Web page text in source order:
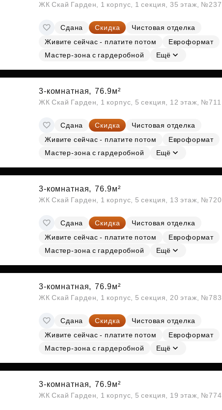
ЖК Скай Гарден, 1 корпус, 1 секция, 35 этаж, №237
Сдана Скидка
Чистовая отделка
Живите сейчас - платите потом
Евроформат
Мастер-зона с гардеробной
Ещё
3-комнатная, 76.9м²
ЖК Скай Гарден, 1 корпус, 5 секция, 12 этаж, №711
Сдана Скидка
Чистовая отделка
Живите сейчас - платите потом
Евроформат
Мастер-зона с гардеробной
Ещё
3-комнатная, 76.9м²
ЖК Скай Гарден, 1 корпус, 5 секция, 13 этаж, №720
Сдана Скидка
Чистовая отделка
Живите сейчас - платите потом
Евроформат
Мастер-зона с гардеробной
Ещё
3-комнатная, 76.9м²
ЖК Скай Гарден, 1 корпус, 5 секция, 20 этаж, №783
Сдана Скидка
Чистовая отделка
Живите сейчас - платите потом
Евроформат
Мастер-зона с гардеробной
Ещё
3-комнатная, 76.9м²
ЖК Скай Гарден, 1 корпус, 5 секция, 19 этаж, №774